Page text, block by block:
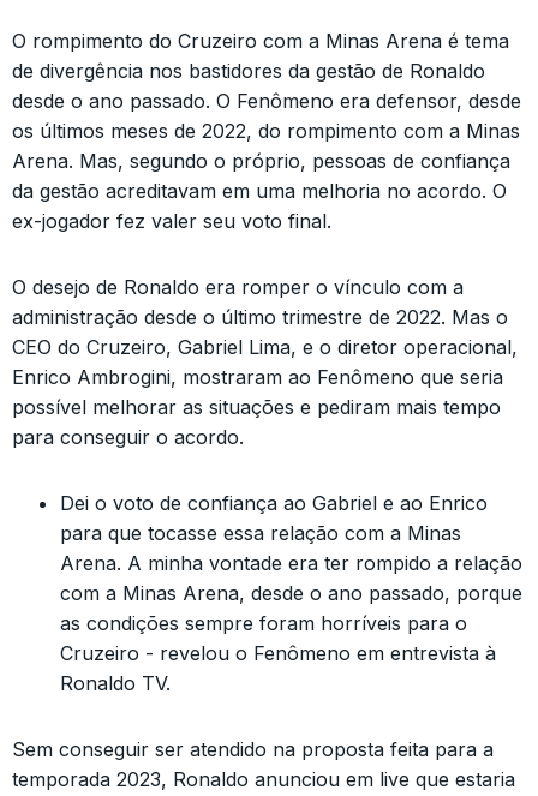
O rompimento do Cruzeiro com a Minas Arena é tema
de divergência nos bastidores da gestão de Ronaldo
desde o ano passado. O Fenômeno era defensor, desde
os últimos meses de 2022, do rompimento com a Minas
Arena. Mas, segundo o próprio, pessoas de confiança
da gestão acreditavam em uma melhoria no acordo. O
ex-jogador fez valer seu voto final.
O desejo de Ronaldo era romper o vínculo com a
administração desde o último trimestre de 2022. Mas o
CEO do Cruzeiro, Gabriel Lima, e o diretor operacional,
Enrico Ambrogini, mostraram ao Fenômeno que seria
possível melhorar as situações e pediram mais tempo
para conseguir o acordo.
Dei o voto de confiança ao Gabriel e ao Enrico
para que tocasse essa relação com a Minas
Arena. A minha vontade era ter rompido a relação
com a Minas Arena, desde o ano passado, porque
as condições sempre foram horríveis para o
Cruzeiro - revelou o Fenômeno em entrevista à
Ronaldo TV.
Sem conseguir ser atendido na proposta feita para a
temporada 2023, Ronaldo anunciou em live que estaria